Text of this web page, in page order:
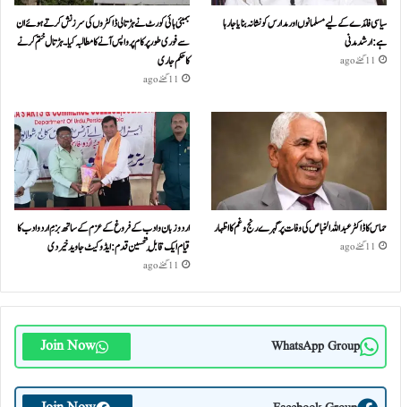
سیاسی فائدے کے لیے مسلمانوں اور مدارس کو نشانہ بنایا جا رہا
ہے: ارشد مدنی
11 گھنٹے ago
بمبئی ہائی کورٹ نے ہڑتالی ڈاکٹروں کی سرزنش کرتے ہوئے ان
سے فوری طور پر کام پر واپس آنے کا مطالبہ کیا۔ہڑتال ختم کرنے
کا حکم جاری
11 گھنٹے ago
حماس کا ڈاکٹر عبداللہ الخباص کی وفات پر گہرے رنج وغم کااظہار
11 گھنٹے ago
اردو زبان و ادب کے فروغ کے عزم کے ساتھ بزمِ اردو ادب کا
قیام ایک قابلِ تحسین قدم : ایڈوکیٹ جاوید خیردی
11 گھنٹے ago
WhatsApp Group
Join Now